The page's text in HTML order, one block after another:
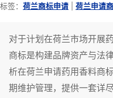
标签： 荷兰商标申请 荷兰申请
对于计划在荷兰市场开展
商标是构建品牌资产与法
析在荷兰申请药用香料商
期维护管理，提供一套详